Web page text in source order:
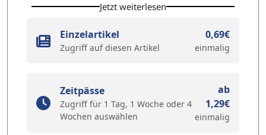
Jetzt weiterlesen
Einzelartikel
Zugriff auf diesen Artikel
0,69€
einmalig
Zeitpässe
Zugriff für 1 Tag, 1 Woche oder 4
Wochen auswählen
ab
1,29€
einmalig